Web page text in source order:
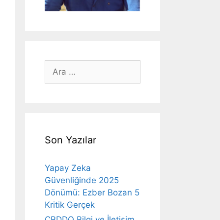
için
Son Yazılar
Yapay Zeka
Güvenliğinde 2025
Dönümü: Ezber Bozan 5
Kritik Gerçek